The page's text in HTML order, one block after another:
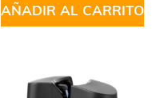
AÑADIR AL CARRITO